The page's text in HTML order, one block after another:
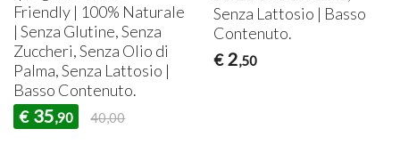
Friendly | 100% Naturale
| Senza Glutine, Senza
Zuccheri, Senza Olio di
Palma, Senza Lattosio |
Basso Contenuto.
€ 35,90 40,00
Senza Lattosio | Basso
Contenuto.
€ 2,50